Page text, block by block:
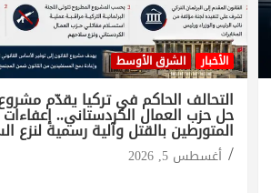
الأخبار الشرق الأوسط
التحالف الحاكم في تركيا يقدّم
حل حزب العمال الكردستاني.. إعفاءات
المتورطين بالقتل وآلية رسمية لنزع
أغسطس 5, 2026